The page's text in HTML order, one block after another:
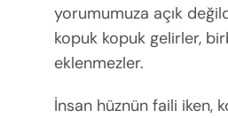
yorumumuza açık
kopuk kopuk gelirler,
eklenmezler.
İnsan hüznün faili iken,